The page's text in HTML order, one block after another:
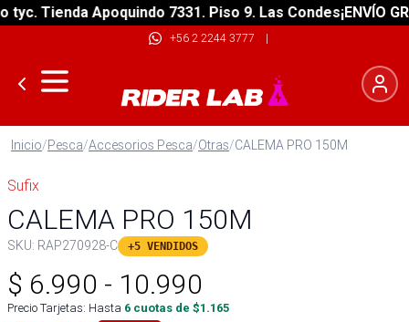
Tienda Apoquindo 7331. Piso 9. Las Condes¡ENVÍO
+56 2 2244 3777 |
Inicio/Pesca/Accesorios Pesca/Otras/CALEMA PRO 150M
Sufix
CALEMA PRO 150M
SKU: RAP270928-C +5 VENDIDOS
$ 6.990 - 10.990
Precio Tarjetas: Hasta 6 cuotas de $1.165